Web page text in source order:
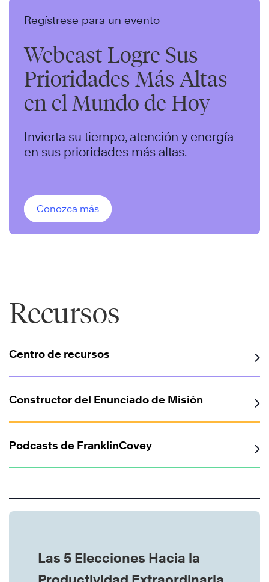
Regístrese para un evento
Webcast Logre Sus
Prioridades Más Altas
en el Mundo de Hoy
Invierta su tiempo, atención y energía
en sus prioridades más altas.
Conozca más
Recursos
Centro de recursos
Constructor del Enunciado de Misión
Podcasts de FranklinCovey
Las 5 Elecciones Hacia la